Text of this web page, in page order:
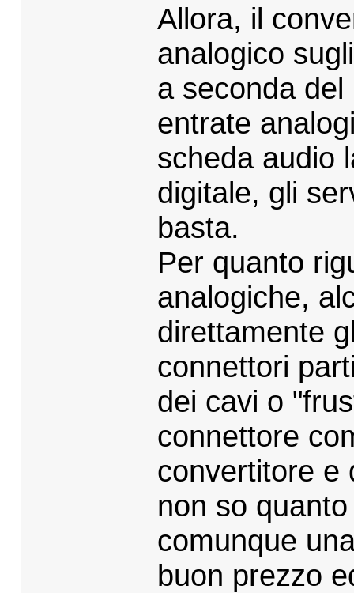
Allora, il
analogico
a seconda
entrate
scheda audio
digitale, gli
basta.
Per quanto
analogiche,
direttamente
connettori
dei cavi o
connettore
convertitore e
non so
comunque
buon prezzo